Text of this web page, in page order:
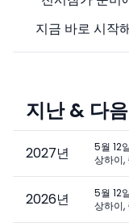
지금 바로 시작
지난 & 다
2027년
5월 12
상하이,
2026년
5월 12
상하이,